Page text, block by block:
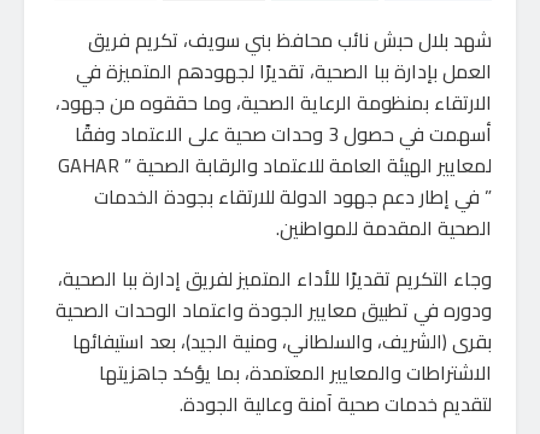
شهد بلال حبش نائب محافظ بني سويف، تكريم فريق
العمل بإدارة ببا الصحية، تقديرًا لجهودهم المتميزة في
الارتقاء بمنظومة الرعاية الصحية، وما حققوه من جهود،
أسهمت في حصول 3 وحدات صحية على الاعتماد وفقًا
لمعايير الهيئة العامة للاعتماد والرقابة الصحية ” GAHAR
” في إطار دعم جهود الدولة للارتقاء بجودة الخدمات
الصحية المقدمة للمواطنين.
وجاء التكريم تقديرًا للأداء المتميز لفريق إدارة ببا الصحية،
ودوره في تطبيق معايير الجودة واعتماد الوحدات الصحية
بقرى (الشريف، والسلطاني، ومنية الجيد)، بعد استيفائها
الاشتراطات والمعايير المعتمدة، بما يؤكد جاهزيتها
لتقديم خدمات صحية آمنة وعالية الجودة.